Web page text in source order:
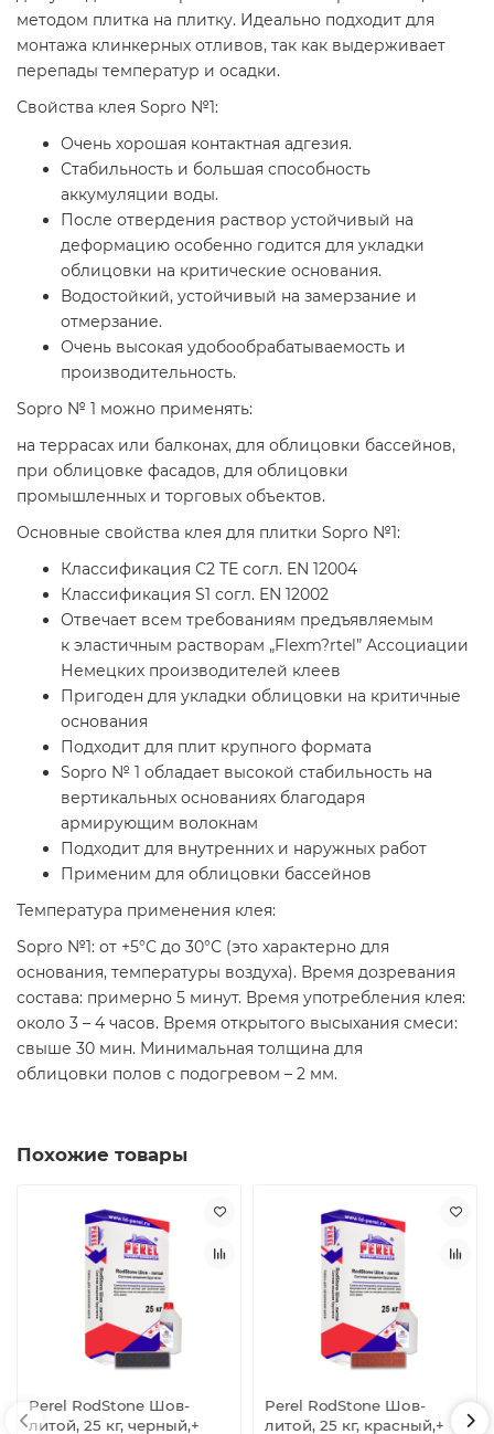
методом плитка на плитку. Идеально подходит для
монтажа клинкерных отливов, так как выдерживает
перепады температур и осадки.
Свойства клея Sopro №1:
Очень хорошая контактная адгезия.
Стабильность и большая способность
аккумуляции воды.
После отвердения раствор устойчивый на
деформацию особенно годится для укладки
облицовки на критические основания.
Водостойкий, устойчивый на замерзание и
отмерзание.
Очень высокая удобообрабатываемость и
производительность.
Sopro № 1 можно применять:
на террасах или балконах, для облицовки бассейнов,
при облицовке фасадов, для облицовки
промышленных и торговых объектов.
Основные свойства клея для плитки Sopro №1:
Классификация С2 ТЕ согл. EN 12004
Классификация S1 согл. EN 12002
Отвечает всем требованиям предъявляемым
к эластичным растворам „Flexm?rtel” Ассоциации
Немецких производителей клеев
Пригоден для укладки облицовки на критичные
основания
Подходит для плит крупного формата
Sopro № 1 обладает высокой стабильность на
вертикальных основаниях благодаря
армирующим волокнам
Подходит для внутренних и наружных работ
Применим для облицовки бассейнов
Температура применения клея:
Sopro №1: от +5°С до 30°С (это характерно для
основания, температуры воздуха). Время дозревания
состава: примерно 5 минут. Время употребления клея:
около 3 – 4 часов. Время открытого высыхания смеси:
свыше 30 мин. Минимальная толщина для
облицовки полов с подогревом – 2 мм.
Похожие товары
Perel RodStone Шов-
литой, 25 кг, черный,+
Perel RodStone Шов-
литой, 25 кг, красный,+